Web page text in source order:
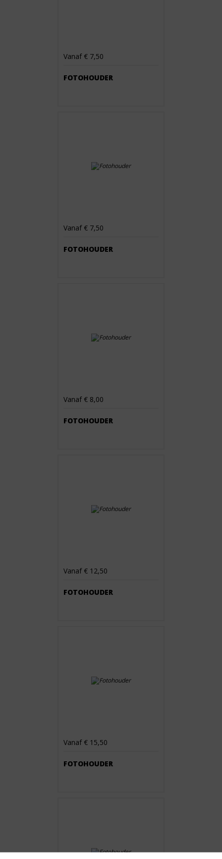
Vanaf € 7,50
FOTOHOUDER
Vanaf € 7,50
FOTOHOUDER
Vanaf € 8,00
FOTOHOUDER
Vanaf € 12,50
FOTOHOUDER
Vanaf € 15,50
FOTOHOUDER